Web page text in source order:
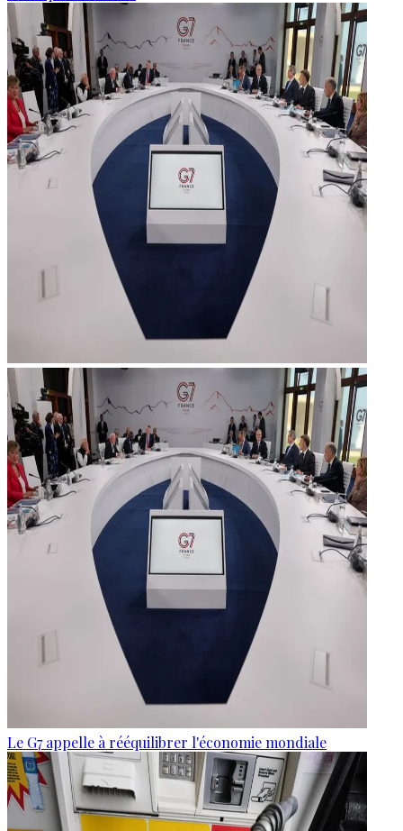
Le G7 appelle à rééquilibrer l'économie mondiale